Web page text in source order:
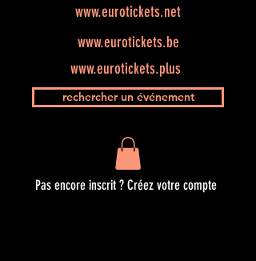
www.eurotickets.net
www.eurotickets.be
www.eurotickets.plus
rechercher un événement
Pas encore inscrit ? Créez votre compte